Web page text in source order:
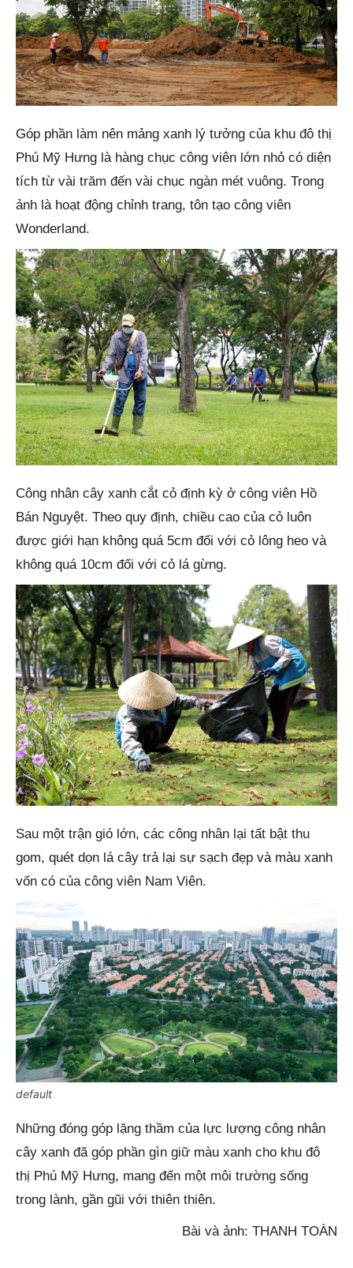
Góp phần làm nên mảng xanh lý tưởng của khu đô thị
Phú Mỹ Hưng là hàng chục công viên lớn nhỏ có diện
tích từ vài trăm đến vài chục ngàn mét vuông. Trong
ảnh là hoạt động chỉnh trang, tôn tạo công viên
Wonderland.
Công nhân cây xanh cắt cỏ định kỳ ở công viên Hồ
Bán Nguyệt. Theo quy định, chiều cao của cỏ luôn
được giới hạn không quá 5cm đối với cỏ lông heo và
không quá 10cm đối với cỏ lá gừng.
Sau một trận gió lớn, các công nhân lại tất bật thu
gom, quét dọn lá cây trả lại sự sạch đẹp và màu xanh
vốn có của công viên Nam Viên.
default
Những đóng góp lặng thầm của lực lượng công nhân
cây xanh đã góp phần gìn giữ màu xanh cho khu đô
thị Phú Mỹ Hưng, mang đến một môi trường sống
trong lành, gần gũi với thiên thiên.
Bài và ảnh: THANH TOÀN